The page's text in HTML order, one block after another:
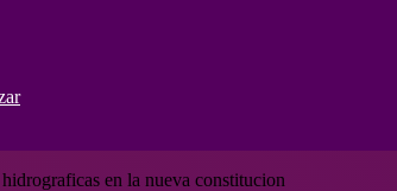
hidrograficas en la nueva constitucion